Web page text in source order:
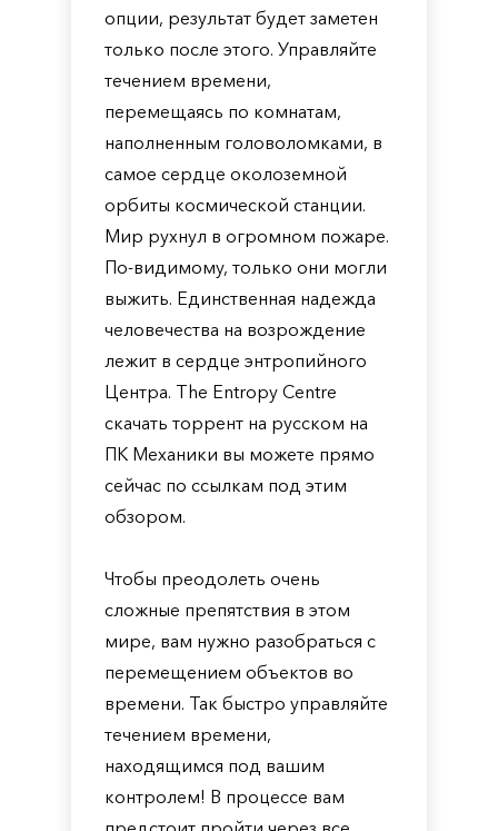
опции, результат будет заметен
только после этого. Управляйте
течением времени,
перемещаясь по комнатам,
наполненным головоломками, в
самое сердце околоземной
орбиты космической станции.
Мир рухнул в огромном пожаре.
По-видимому, только они могли
выжить. Единственная надежда
человечества на возрождение
лежит в сердце энтропийного
Центра. The Entropy Centre
скачать торрент на русском на
ПК Механики вы можете прямо
сейчас по ссылкам под этим
обзором.
Чтобы преодолеть очень
сложные препятствия в этом
мире, вам нужно разобраться с
перемещением объектов во
времени. Так быстро управляйте
течением времени,
находящимся под вашим
контролем! В процессе вам